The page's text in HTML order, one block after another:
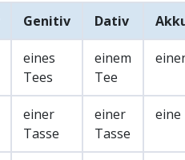
Genitiv Dativ
eines
Tees
einem
Tee
einer
Tasse
einer
Tasse
eine